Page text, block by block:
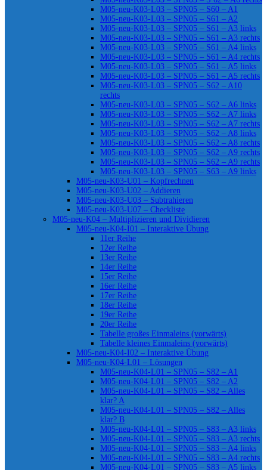
M05-neu-K03-L03 – SPN05 – S60 – A1
M05-neu-K03-L03 – SPN05 – S61 – A2
M05-neu-K03-L03 – SPN05 – S61 – A3 links
M05-neu-K03-L03 – SPN05 – S61 – A3 rechts
M05-neu-K03-L03 – SPN05 – S61 – A4 links
M05-neu-K03-L03 – SPN05 – S61 – A4 rechts
M05-neu-K03-L03 – SPN05 – S61 – A5 links
M05-neu-K03-L03 – SPN05 – S61 – A5 rechts
M05-neu-K03-L03 – SPN05 – S62 – A10
rechts
M05-neu-K03-L03 – SPN05 – S62 – A6 links
M05-neu-K03-L03 – SPN05 – S62 – A7 links
M05-neu-K03-L03 – SPN05 – S62 – A7 rechts
M05-neu-K03-L03 – SPN05 – S62 – A8 links
M05-neu-K03-L03 – SPN05 – S62 – A8 rechts
M05-neu-K03-L03 – SPN05 – S62 – A9 rechts
M05-neu-K03-L03 – SPN05 – S62 – A9 rechts
M05-neu-K03-L03 – SPN05 – S63 – A9 links
M05-neu-K03-U01 – Kopfrechnen
M05-neu-K03-U02 – Addieren
M05-neu-K03-U03 – Subtrahieren
M05-neu-K03-U07 – Checkliste
M05-neu-K04 – Multiplizieren und Dividieren
M05-neu-K04-I01 – Interaktive Übung
11er Reihe
12er Reihe
13er Reihe
14er Reihe
15er Reihe
16er Reihe
17er Reihe
18er Reihe
19er Reihe
20er Reihe
Tabelle großes Einmaleins (vorwärts)
Tabelle kleines Einmaleins (vorwärts)
M05-neu-K04-I02 – Interaktive Übung
M05-neu-K04-L01 – Lösungen
M05-neu-K04-L01 – SPN05 – S82 – A1
M05-neu-K04-L01 – SPN05 – S82 – A2
M05-neu-K04-L01 – SPN05 – S82 – Alles
klar? A
M05-neu-K04-L01 – SPN05 – S82 – Alles
klar? B
M05-neu-K04-L01 – SPN05 – S83 – A3 links
M05-neu-K04-L01 – SPN05 – S83 – A3 rechts
M05-neu-K04-L01 – SPN05 – S83 – A4 links
M05-neu-K04-L01 – SPN05 – S83 – A4 rechts
M05-neu-K04-L01 – SPN05 – S83 – A5 links